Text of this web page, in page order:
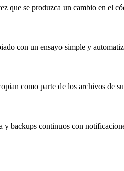
que se produzca un cambio en el
con un ensayo simple y
como parte de los archivos de
backups continuos con